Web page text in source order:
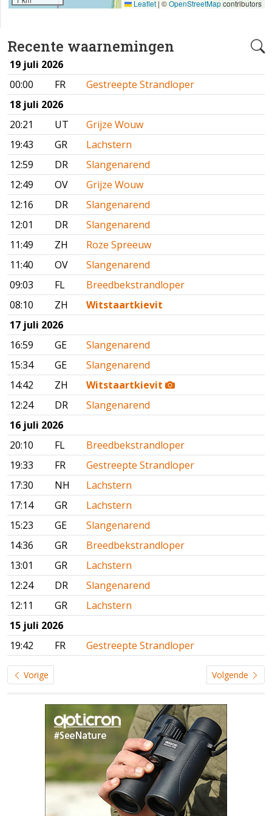
Recente waarnemingen
19 juli 2026
00:00
FR
Gestreepte Strandloper
18 juli 2026
20:21
UT
Grijze Wouw
19:43
GR
Lachstern
12:59
DR
Slangenarend
12:49
OV
Grijze Wouw
12:16
DR
Slangenarend
12:01
DR
Slangenarend
11:49
ZH
Roze Spreeuw
11:40
OV
Slangenarend
09:03
FL
Breedbekstrandloper
08:10
ZH
Witstaartkievit
17 juli 2026
16:59
GE
Slangenarend
15:34
GE
Slangenarend
14:42
ZH
Witstaartkievit
12:24
DR
Slangenarend
16 juli 2026
20:10
FL
Breedbekstrandloper
19:33
FR
Gestreepte Strandloper
17:30
NH
Lachstern
17:14
GR
Lachstern
15:23
GE
Slangenarend
14:36
GR
Breedbekstrandloper
13:01
GR
Lachstern
12:24
DR
Slangenarend
12:11
GR
Lachstern
15 juli 2026
19:42
FR Gestreepte Strandloper
Vorige Volgende
Leaflet | ©OpenStreetMapcontributors